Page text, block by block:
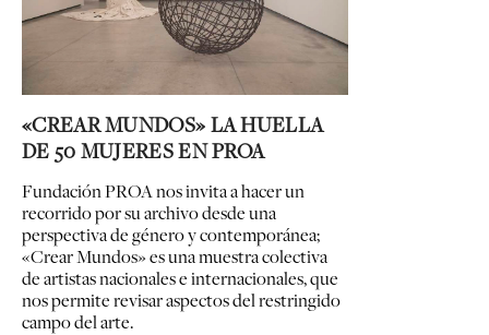
«CREAR MUNDOS» LA HUELLA
DE 50 MUJERES EN PROA
Fundación PROA nos invita a hacer un
recorrido por su archivo desde una
perspectiva de género y contemporánea;
«Crear Mundos» es unamuestra colectiva
de artistas nacionales e internacionales, que
nos permite revisar aspectos del restringido
campo del arte.